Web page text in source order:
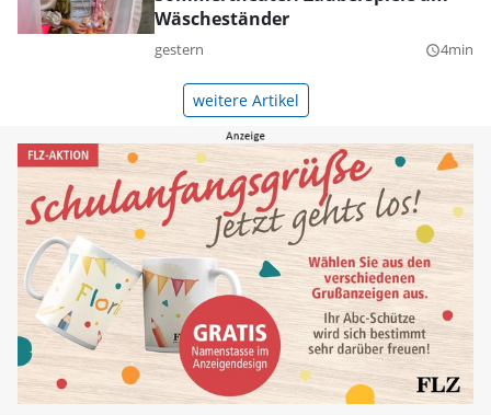
Wäscheständer
gestern query_builder4min
weitere Artikel